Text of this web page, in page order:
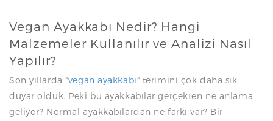
Vegan Ayakkabı Nedir? Hangi
Malzemeler Kullanılır ve Analizi Nasıl
Yapılır?
Son yıllarda "vegan ayakkabı" terimini çok daha sık
duyar olduk. Peki bu ayakkabılar gerçekten ne anlama
geliyor? Normal ayakkabılardan ne farkı var? Bir